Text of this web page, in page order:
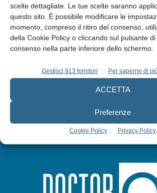
scelte dettagliate. Le tue scelte saranno
questo sito. È possibile modificare le
momento, compreso il ritiro del consenso,
della Cookie Policy o cliccando sul pulsante
consenso nella parte inferiore dello schermo.
Gestisci 913 fornitori Per saperne di
ACCETTA
Preferenze
Cookie Policy Privacy Policy
Edicola web
Abbonati
Iscriviti alla newsletter